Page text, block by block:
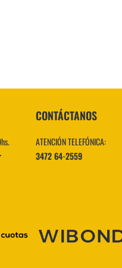
CONTÁCTANOS
ATENCIÓN TELEFÓNICA:
3472 64-2559